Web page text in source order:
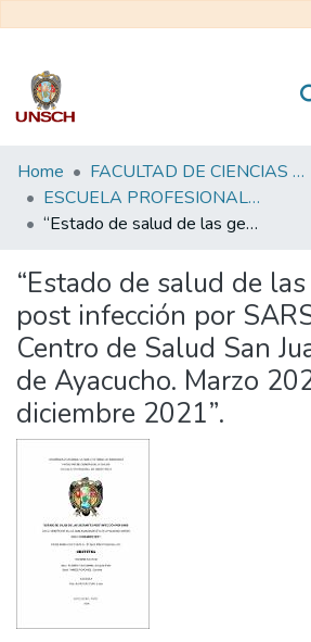
Communities
&
Collections
Statistics
Home
FACULTAD DE CIENCIAS DE LA SALUD
ESCUELA PROFESIONAL DE OBSTETRICIA
“Estado de salud de las gestantes post infección por SARS-CoV-2. Centro de Salud San Juan Bautista de Ayacucho. Marzo 2020 a diciembre 2021”.
“Estado de salud de
post infección por
Centro de Salud San
de Ayacucho. Marzo
diciembre 2021”.